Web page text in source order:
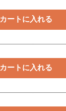
カートに入れる
カートに入れる